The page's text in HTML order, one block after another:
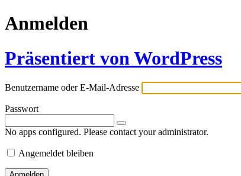
Anmelden
Präsentiert von WordPress
Benutzername oder E-Mail-Adresse
Passwort
No apps configured. Please contact your administrator.
Angemeldet bleiben